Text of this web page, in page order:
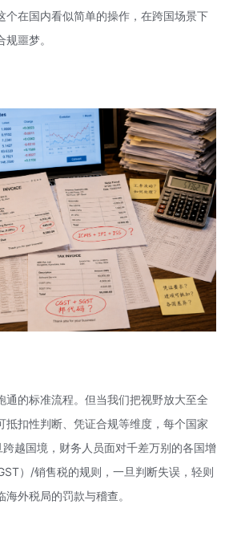
在国内看似简单的操作，在跨国场景下
噩梦。
通的标准流程。但当我们把视野放大至全
抵扣性判断、凭证合规等维度，每个国家
跨越国境，财务人员面对千差万别的各国增
）/销售税的规则，一旦判断失误，轻则
外税局的罚款与稽查。